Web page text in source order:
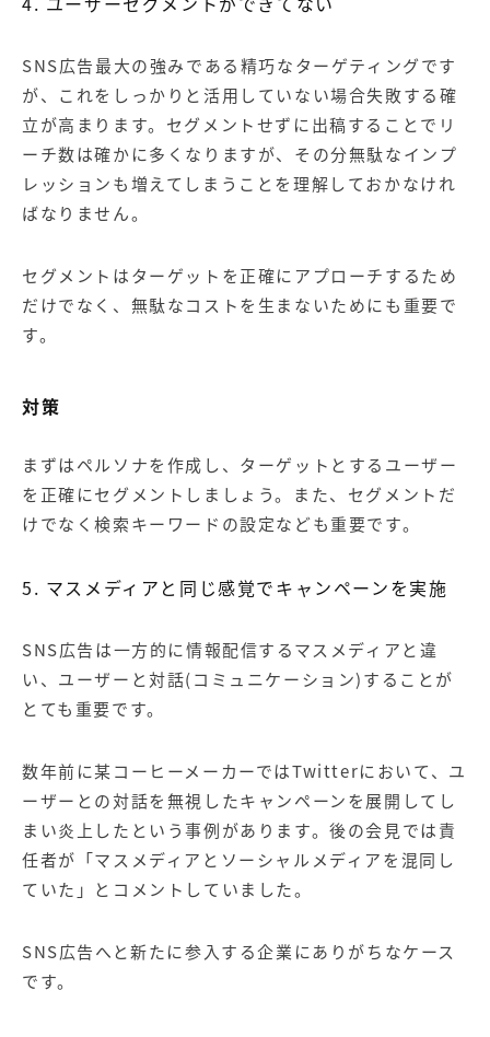
SNS広告最大の強みである精巧なターゲティングです
が、これをしっかりと活用していない場合失敗する確
立が高まります。セグメントせずに出稿することでリ
ーチ数は確かに多くなりますが、その分無駄なインプ
レッションも増えてしまうことを理解しておかなけれ
ばなりません。
セグメントはターゲットを正確にアプローチするため
だけでなく、無駄なコストを生まないためにも重要で
す。
対策
まずはペルソナを作成し、ターゲットとするユーザー
を正確にセグメントしましょう。また、セグメントだ
けでなく検索キーワードの設定なども重要です。
5. マスメディアと同じ感覚でキャンペーンを実施
SNS広告は一方的に情報配信するマスメディアと違
い、ユーザーと対話(コミュニケーション)することが
とても重要です。
数年前に某コーヒーメーカーではTwitterにおいて、ユ
ーザーとの対話を無視したキャンペーンを展開してし
まい炎上したという事例があります。後の会見では責
任者が「マスメディアとソーシャルメディアを混同し
ていた」とコメントしていました。
SNS広告へと新たに参入する企業にありがちなケース
です。